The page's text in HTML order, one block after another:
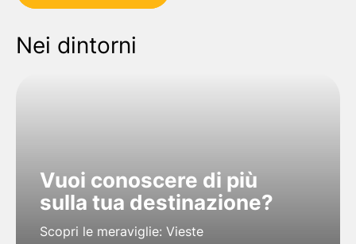
Nei dintorni
Vuoi conoscere di più
sulla tua destinazione?
Scopri le meraviglie: Vieste